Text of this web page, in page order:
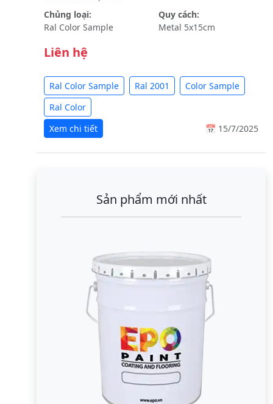
Chủng loại:
Ral Color Sample
Quy cách:
Metal 5x15cm
Liên hệ
Ral Color Sample Ral 2001
Color Sample
Ral Color
Xem chi tiết
📅 15/7/2025
Sản phẩm mới nhất